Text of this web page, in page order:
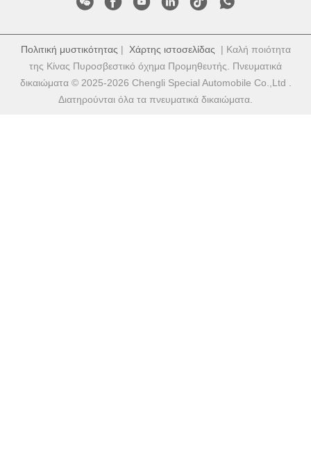
Πολιτική μυστικότητας | Χάρτης ιστοσελίδας | Καλή ποιότητα
της Κίνας Πυροσβεστικό όχημα Προμηθευτής. Πνευματικά
δικαιώματα © 2025-2026 Chengli Special Automobile Co.,Ltd .
Διατηρούνται όλα τα πνευματικά δικαιώματα.